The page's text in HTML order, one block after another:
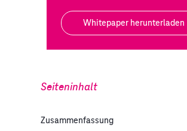
Whitepaper herunterladen
Seiteninhalt
Zusammenfassung